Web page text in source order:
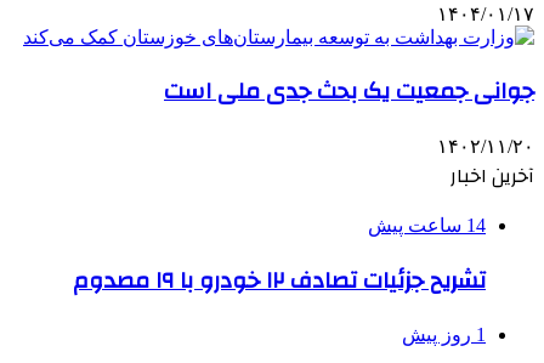
۱۴۰۴/۰۱/۱۷
جوانی جمعیت یک بحث جدی ملی است
۱۴۰۲/۱۱/۲۰
آخرین اخبار
14 ساعت پیش
تشریح جزئیات تصادف ۱۲ خودرو با ۱۹ مصدوم
1 روز پیش